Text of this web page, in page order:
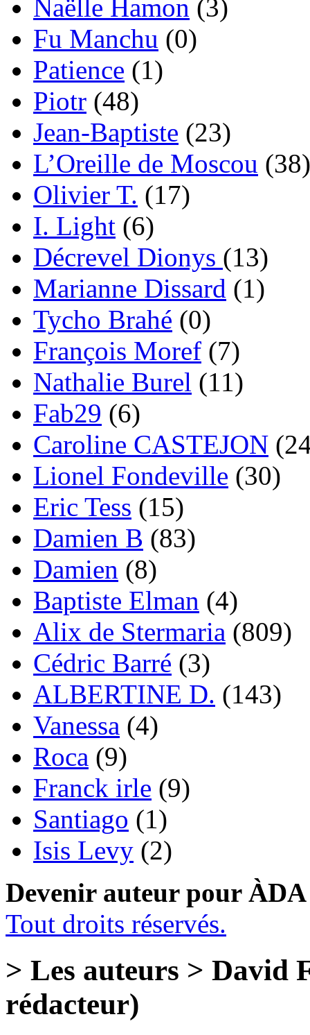
Naëlle Hamon (3)
Fu Manchu (0)
Patience (1)
Piotr (48)
Jean-Baptiste (23)
L’Oreille de Moscou (38)
Olivier T. (17)
I. Light (6)
Décrevel Dionys (13)
Marianne Dissard (1)
Tycho Brahé (0)
François Moref (7)
Nathalie Burel (11)
Fab29 (6)
Caroline CASTEJON
Lionel Fondeville (30)
Eric Tess (15)
Damien B (83)
Damien (8)
Baptiste Elman (4)
Alix de Stermaria (809)
Cédric Barré (3)
ALBERTINE D. (143)
Vanessa (4)
Roca (9)
Franck irle (9)
Santiago (1)
Isis Levy (2)
Devenir auteur pour ÀDA
Tout droits réservés.
> Les auteurs > David
rédacteur)